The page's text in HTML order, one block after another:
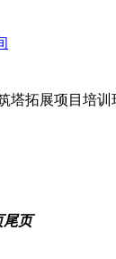
塔拓展项目培
尾页